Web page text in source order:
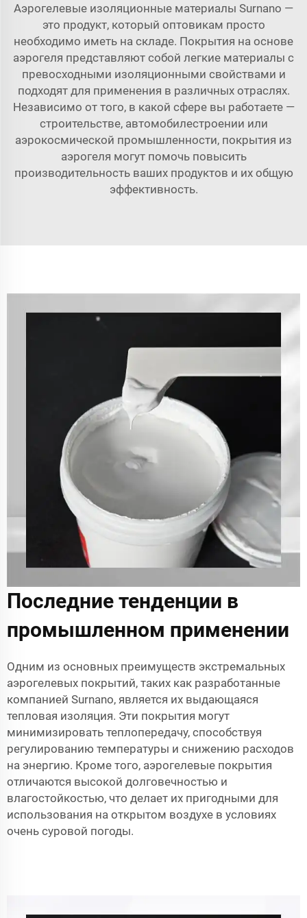
Аэрогелевые изоляционные материалы Surnano —
это продукт, который оптовикам просто
необходимо иметь на складе. Покрытия на основе
аэрогеля представляют собой легкие материалы с
превосходными изоляционными свойствами и
подходят для применения в различных отраслях.
Независимо от того, в какой сфере вы работаете —
строительстве, автомобилестроении или
аэрокосмической промышленности, покрытия из
аэрогеля могут помочь повысить
производительность ваших продуктов и их общую
эффективность.
Последние тенденции в
промышленном применении
Одним из основных преимуществ экстремальных
аэрогелевых покрытий, таких как разработанные
компанией Surnano, является их выдающаяся
тепловая изоляция. Эти покрытия могут
минимизировать теплопередачу, способствуя
регулированию температуры и снижению расходов
на энергию. Кроме того, аэрогелевые покрытия
отличаются высокой долговечностью и
влагостойкостью, что делает их пригодными для
использования на открытом воздухе в условиях
очень суровой погоды.